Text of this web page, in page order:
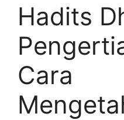
Hadits
Cara